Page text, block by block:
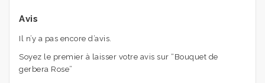
Avis
Il n’y a pas encore d’avis.
Soyez le premier à laisser votre avis sur “Bouquet de
gerbera Rose”